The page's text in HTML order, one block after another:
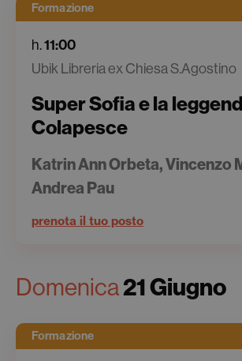
Formazione
h.11:00
Ubik Libreria ex Chiesa S.Agostino
Super Sofia e la
Colapesce
Katrin Ann Orbeta, Vincenzo
Andrea Pau
prenota il tuo posto
Domenica21 Giugno
Formazione